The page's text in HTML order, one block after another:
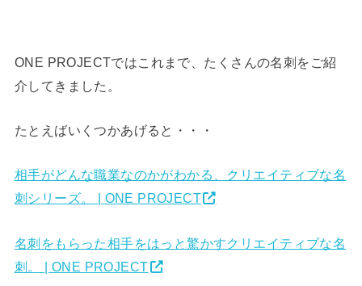
ONE PROJECTではこれまで、たくさんの名刺をご紹
介してきました。
たとえばいくつかあげると・・・
相手がどんな職業なのかがわかる、クリエイティブな名
刺シリーズ。 | ONE PROJECT
名刺をもらった相手をはっと驚かすクリエイティブな名
刺。 | ONE PROJECT